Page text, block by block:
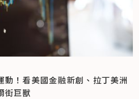
動！看美國金融新創、拉丁美洲
街巨獸